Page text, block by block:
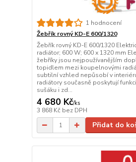
1 hodnocení
Žebřík rovný KD-E 600/1320
Žebřík rovný KD-E 600/1320
radiátor; 600 W; 600 x 1320 mm
žebříky jsou nejpoužívanějším
topidlem mezi koupelnovými
subtilní vzhled nepůsobí v
radiátory současně poskytují
sušáku i zd...
4 680 Kč/ks
3 868 Kč bez DPH
Přidat do